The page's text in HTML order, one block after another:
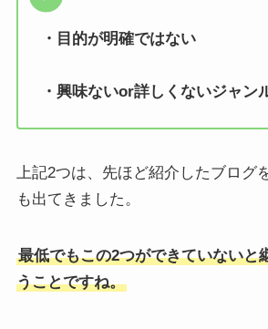
・目的が明確ではない
・興味ないor詳しくないジャン
上記2つは、先ほど紹介したブログ
も出てきました。
最低でもこの2つができていないと
うことですね。